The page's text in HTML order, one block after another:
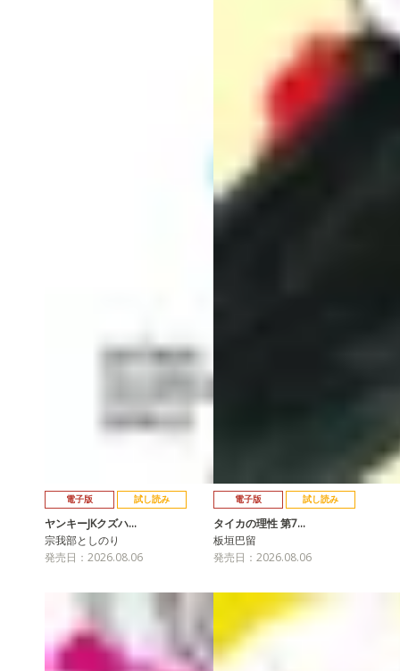
電子版 試し読み
ヤンキーJKクズハ…
宗我部としのり
発売日：2026.08.06
電子版 試し読み
タイカの理性 第7…
板垣巴留
発売日：2026.08.06